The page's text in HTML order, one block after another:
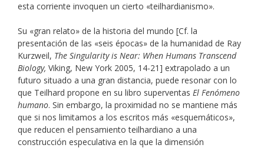
esta corriente invoquen un cierto «teilhardianismo».
Su «gran relato» de la historia del mundo [Cf. la
presentación de las «seis épocas» de la humanidad de Ray
Kurzweil, The Singularity is Near: When Humans Transcend
Biology, Viking, New York 2005, 14-21] extrapolado a un
futuro situado a una gran distancia, puede resonar con lo
que Teilhard propone en su libro superventas El Fenómeno
humano. Sin embargo, la proximidad no se mantiene más
que si nos limitamos a los escritos más «esquemáticos»,
que reducen el pensamiento teilhardiano a una
construcción especulativa en la que la dimensión